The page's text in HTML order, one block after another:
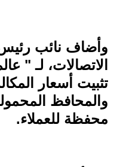
وأضاف نائب
الاتصالات، لـ "
تثبيت أسعار
محفظة للعملاء.